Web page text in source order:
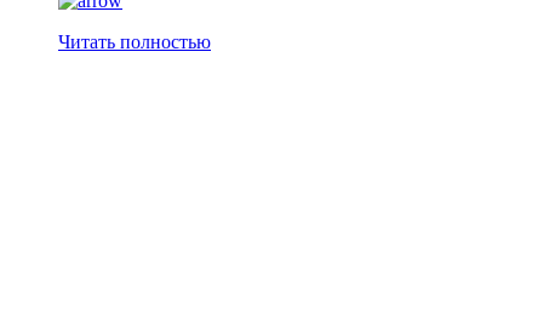
Читать полностью